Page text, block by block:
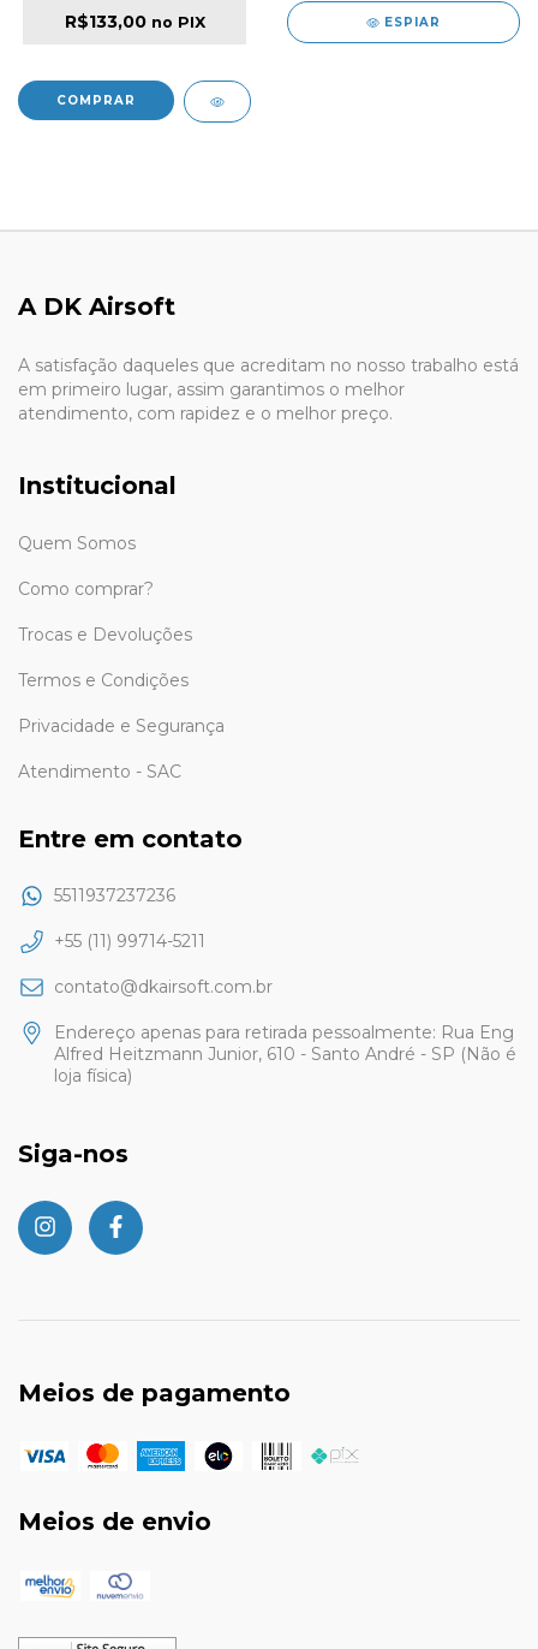
R$133,00 no PIX ESPIAR
A DK Airsoft
A satisfação daqueles que acreditam no nosso trabalho está
em primeiro lugar, assim garantimos o melhor
atendimento, com rapidez e o melhor preço.
Institucional
Quem Somos
Como comprar?
Trocas e Devoluções
Termos e Condições
Privacidade e Segurança
Atendimento - SAC
Entre em contato
5511937237236
+55 (11) 99714-5211
contato@dkairsoft.com.br
Endereço apenas para retirada pessoalmente: Rua Eng
Alfred Heitzmann Junior, 610 - Santo André - SP (Não é
loja física)
Siga-nos
Meios de pagamento
Meios de envio